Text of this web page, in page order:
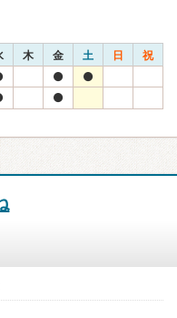
木 金 土 日 祝